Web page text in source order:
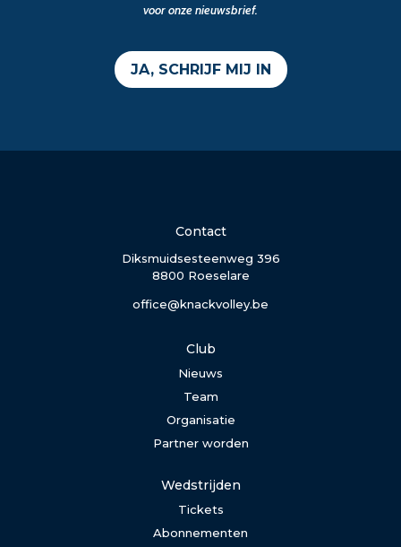
voor onze nieuwsbrief.
JA, SCHRIJF MIJ IN
Contact
Diksmuidsesteenweg 396
8800 Roeselare
office@knackvolley.be
Club
Nieuws
Team
Organisatie
Partner worden
Wedstrijden
Tickets
Abonnementen